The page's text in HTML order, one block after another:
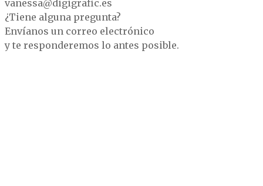
vanessa@digigrafic.es
¿Tiene alguna pregunta?
Envíanos un correo electrónico
y te responderemos lo antes posible.